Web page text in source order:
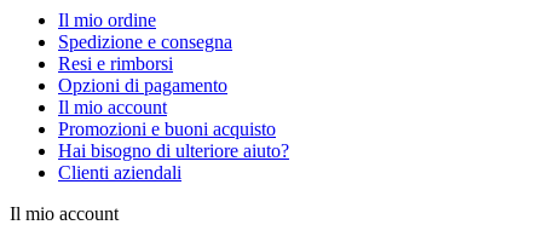
Il mio ordine
Spedizione e consegna
Resi e rimborsi
Opzioni di pagamento
Il mio account
Promozioni e buoni acquisto
Hai bisogno di ulteriore aiuto?
Clienti aziendali
Il mio account